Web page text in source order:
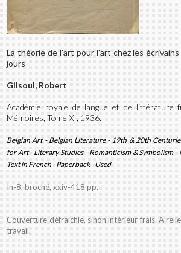
La théorie de l'art pour l'art chez les
jours
Gilsoul, Robert
Académie royale de langue et de littérature
Mémoires, Tome XI, 1936.
Belgian Art - Belgian Literature - 19th & 20th
for Art - Literary Studies - Romanticism & Symbolism
Text in French - Paperback - Used
In-8, broché, xxiv-418 pp.
Couverture défraichie, sinon intérieur frais. A
travail.